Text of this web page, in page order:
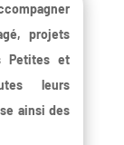
projets
Petites et
leurs
ainsi des